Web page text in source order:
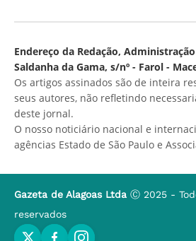
Endereço da Redação,
Saldanha da Gama, s/nº - Farol -
Os artigos assinados são de inteira
seus autores, não refletindo
deste jornal.
O nosso noticiário nacional e
agências Estado de São Paulo e
Gazeta de Alagoas Ltda Ⓒ 2025 -
reservados